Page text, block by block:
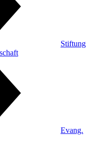
Stiftung
Evang.